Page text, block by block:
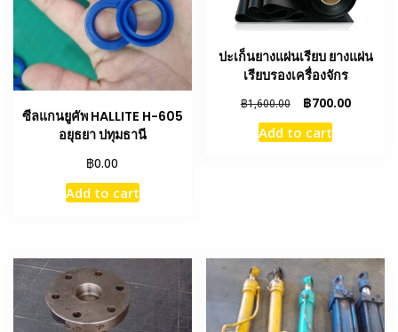
ซีลแกนยูคัพ HALLITE H-605
อยุธยา ปทุมธานี
฿0.00
Add to cart
ปะเก็นยางแผ่นเรียบ ยางแผ่น
เรียบรองเครื่องจักร
฿1,600.00
Original
price
was:
฿700.00Current
Add to cart